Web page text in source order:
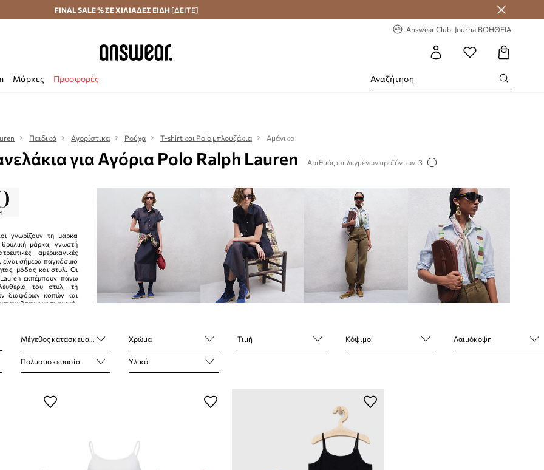
Αποστολή σε 24 ώρες Εξοικονομήστε με το Answear Club
FINAL SALE % ΣΕ ΧΙΛΙΑΔΕΣ ΕΙΔΗ [ΔΕΙΤΕ]
Answear Club JournalΒΟΗΘΕΙΑ
Μάρκες Προσφορές
Παιδικά Αγορίστικα Ρούχα T-shirt και Polo μπλουζάκια Αμάνικο
για Αγόρια Polo Ralph Lauren Αριθμός επιλεγμένων προϊόντων: 3
γνωρίζουν τη μάρκα
μάρκα, γνωστή
αμερικανικές
είναι σήμερα παγκόσμιο
μόδας και στυλ. Οι
εκπέμπουν πάνω
του στυλ, τη
διαφόρων κοπών και
κατασκευή.
Μέγεθος κατασκευαστή Χρώμα Τιμή Κόψιμο Λαιμόκοψη
Πολυσυσκευασία Υλικό